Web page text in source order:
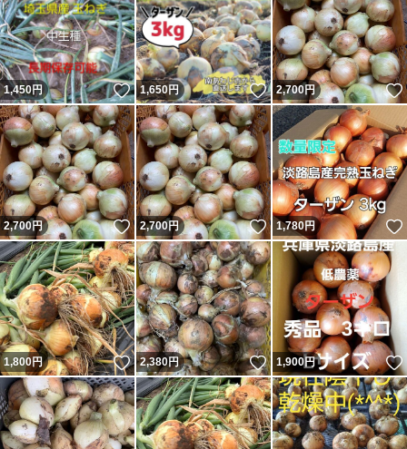
1,450円 いいね！
1,650円 いいね！
2,700円
2,700円 いいね！
2,700円 いいね！
1,780円
1,800円 いいね！
2,380円 いいね！
1,900円